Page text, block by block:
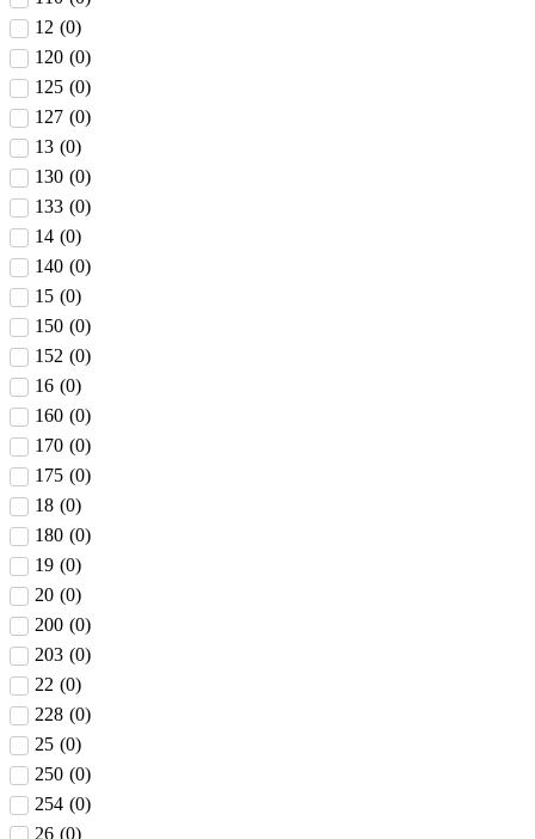
12 (0)
120 (0)
125 (0)
127 (0)
13 (0)
130 (0)
133 (0)
14 (0)
140 (0)
15 (0)
150 (0)
152 (0)
16 (0)
160 (0)
170 (0)
175 (0)
18 (0)
180 (0)
19 (0)
20 (0)
200 (0)
203 (0)
22 (0)
228 (0)
25 (0)
250 (0)
254 (0)
26 (0)